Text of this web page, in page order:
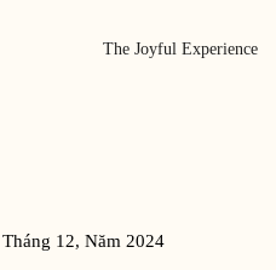
The Joyful Experience
12, Năm 2024